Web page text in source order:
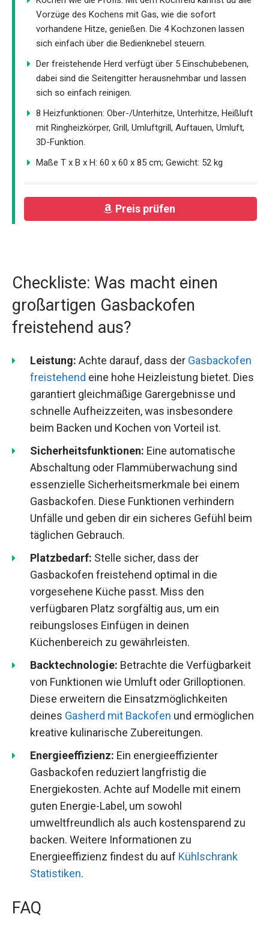
Vorzüge des Kochens mit Gas, wie die sofort
vorhandene Hitze, genießen. Die 4 Kochzonen lassen
sich einfach über die Bedienknebel steuern.
Der freistehende Herd verfügt über 5 Einschubebenen,
dabei sind die Seitengitter herausnehmbar und lassen
sich so einfach reinigen.
8 Heizfunktionen: Ober-/Unterhitze, Unterhitze, Heißluft
mit Ringheizkörper, Grill, Umluftgrill, Auftauen, Umluft,
3D-Funktion.
Maße T x B x H: 60 x 60 x 85 cm; Gewicht: 52 kg
Preis prüfen
Checkliste: Was macht einen
großartigen Gasbackofen
freistehend aus?
Leistung: Achte darauf, dass der Gasbackofen
freistehend eine hohe Heizleistung bietet. Dies
garantiert gleichmäßige Garergebnisse und
schnelle Aufheizzeiten, was insbesondere
beim Backen und Kochen von Vorteil ist.
Sicherheitsfunktionen: Eine automatische
Abschaltung oder Flammüberwachung sind
essenzielle Sicherheitsmerkmale bei einem
Gasbackofen. Diese Funktionen verhindern
Unfälle und geben dir ein sicheres Gefühl beim
täglichen Gebrauch.
Platzbedarf: Stelle sicher, dass der
Gasbackofen freistehend optimal in die
vorgesehene Küche passt. Miss den
verfügbaren Platz sorgfältig aus, um ein
reibungsloses Einfügen in deinen
Küchenbereich zu gewährleisten.
Backtechnologie: Betrachte die Verfügbarkeit
von Funktionen wie Umluft oder Grilloptionen.
Diese erweitern die Einsatzmöglichkeiten
deines Gasherd mit Backofen und ermöglichen
kreative kulinarische Zubereitungen.
Energieeffizienz: Ein energieeffizienter
Gasbackofen reduziert langfristig die
Energiekosten. Achte auf Modelle mit einem
guten Energie-Label, um sowohl
umweltfreundlich als auch kostensparend zu
backen. Weitere Informationen zu
Energieeffizienz findest du auf Kühlschrank
Statistiken.
FAQ